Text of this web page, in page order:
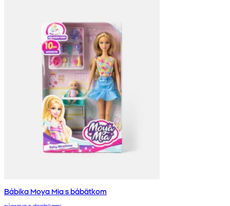
Bábika Moya Mia s bábätkom